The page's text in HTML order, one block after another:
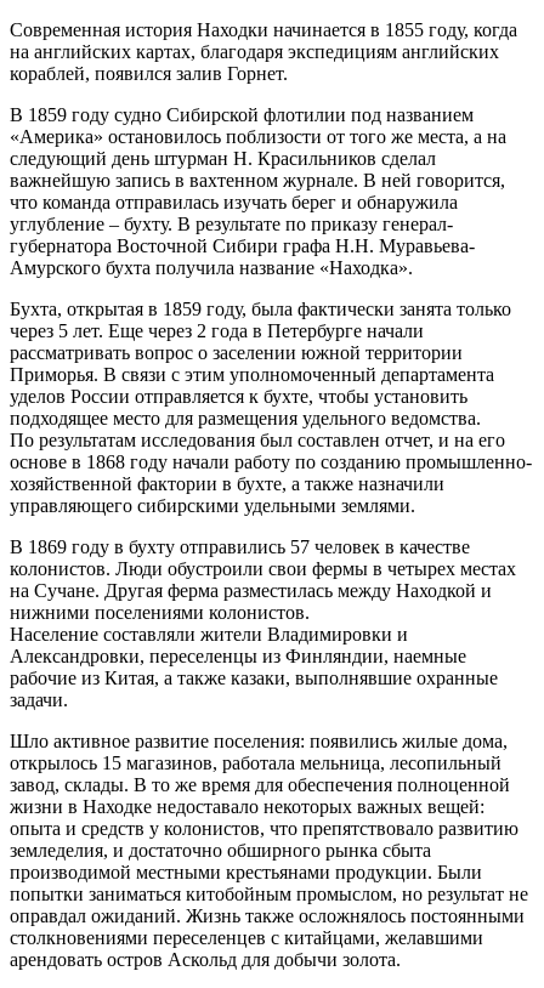
Современная история Находки начинается в 1855 году, когда
на английских картах, благодаря экспедициям английских
кораблей, появился залив Горнет.
В 1859 году судно Сибирской флотилии под названием
«Америка» остановилось поблизости от того же места, а на
следующий день штурман Н. Красильников сделал
важнейшую запись в вахтенном журнале. В ней говорится,
что команда отправилась изучать берег и обнаружила
углубление – бухту. В результате по приказу генерал-
губернатора Восточной Сибири графа Н.Н. Муравьева-
Амурского бухта получила название «Находка».
Бухта, открытая в 1859 году, была фактически занята только
через 5 лет. Еще через 2 года в Петербурге начали
рассматривать вопрос о заселении южной территории
Приморья. В связи с этим уполномоченный департамента
уделов России отправляется к бухте, чтобы установить
подходящее место для размещения удельного ведомства.
По результатам исследования был составлен отчет, и на его
основе в 1868 году начали работу по созданию промышленно-
хозяйственной фактории в бухте, а также назначили
управляющего сибирскими удельными землями.
В 1869 году в бухту отправились 57 человек в качестве
колонистов. Люди обустроили свои фермы в четырех местах
на Сучане. Другая ферма разместилась между Находкой и
нижними поселениями колонистов.
Население составляли жители Владимировки и
Александровки, переселенцы из Финляндии, наемные
рабочие из Китая, а также казаки, выполнявшие охранные
задачи.
Шло активное развитие поселения: появились жилые дома,
открылось 15 магазинов, работала мельница, лесопильный
завод, склады. В то же время для обеспечения полноценной
жизни в Находке недоставало некоторых важных вещей:
опыта и средств у колонистов, что препятствовало развитию
земледелия, и достаточно обширного рынка сбыта
производимой местными крестьянами продукции. Были
попытки заниматься китобойным промыслом, но результат не
оправдал ожиданий. Жизнь также осложнялось постоянными
столкновениями переселенцев с китайцами, желавшими
арендовать остров Аскольд для добычи золота.